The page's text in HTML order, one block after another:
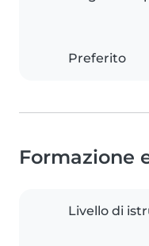
Preferito
Formazione
Livello di